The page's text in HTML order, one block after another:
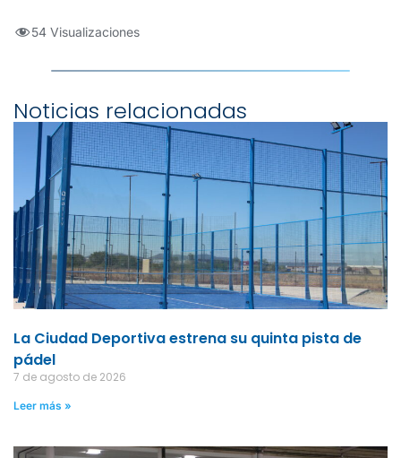
54 Visualizaciones
Noticias relacionadas
La Ciudad Deportiva estrena su quinta pista de
pádel
7 de agosto de 2026
Leer más »